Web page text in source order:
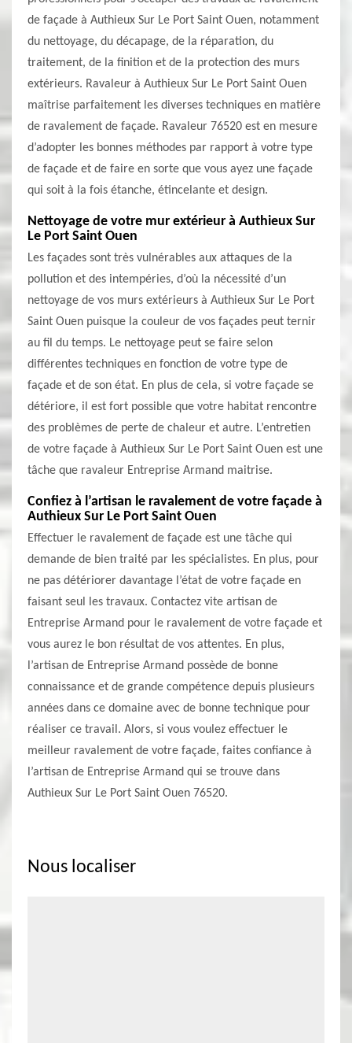
de façade à Authieux Sur Le Port Saint Ouen, notamment
du nettoyage, du décapage, de la réparation, du
traitement, de la finition et de la protection des murs
extérieurs. Ravaleur à Authieux Sur Le Port Saint Ouen
maîtrise parfaitement les diverses techniques en matière
de ravalement de façade. Ravaleur 76520 est en mesure
d’adopter les bonnes méthodes par rapport à votre type
de façade et de faire en sorte que vous ayez une façade
qui soit à la fois étanche, étincelante et design.
Nettoyage de votre mur extérieur à Authieux Sur
Le Port Saint Ouen
Les façades sont très vulnérables aux attaques de la
pollution et des intempéries, d’où la nécessité d’un
nettoyage de vos murs extérieurs à Authieux Sur Le Port
Saint Ouen puisque la couleur de vos façades peut ternir
au fil du temps. Le nettoyage peut se faire selon
différentes techniques en fonction de votre type de
façade et de son état. En plus de cela, si votre façade se
détériore, il est fort possible que votre habitat rencontre
des problèmes de perte de chaleur et autre. L’entretien
de votre façade à Authieux Sur Le Port Saint Ouen est une
tâche que ravaleur Entreprise Armand maitrise.
Confiez à l’artisan le ravalement de votre façade à
Authieux Sur Le Port Saint Ouen
Effectuer le ravalement de façade est une tâche qui
demande de bien traité par les spécialistes. En plus, pour
ne pas détériorer davantage l’état de votre façade en
faisant seul les travaux. Contactez vite artisan de
Entreprise Armand pour le ravalement de votre façade et
vous aurez le bon résultat de vos attentes. En plus,
l’artisan de Entreprise Armand possède de bonne
connaissance et de grande compétence depuis plusieurs
années dans ce domaine avec de bonne technique pour
réaliser ce travail. Alors, si vous voulez effectuer le
meilleur ravalement de votre façade, faites confiance à
l’artisan de Entreprise Armand qui se trouve dans
Authieux Sur Le Port Saint Ouen 76520.
Nous localiser